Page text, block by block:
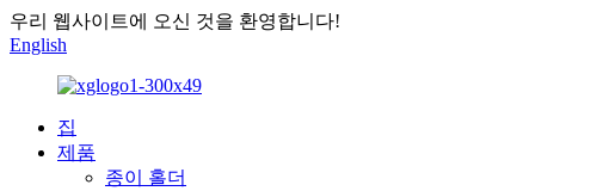
우리 웹사이트에 오신 것을 환영합니다!
English
집
제품
종이 홀더